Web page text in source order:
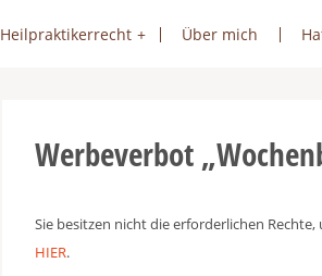
Heilpraktikerrecht Über mich
Werbeverbot
Sie besitzen nicht die erforderlichen
HIER.